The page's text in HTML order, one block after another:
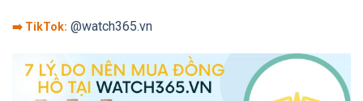
➡️ TikTok: @watch365.vn